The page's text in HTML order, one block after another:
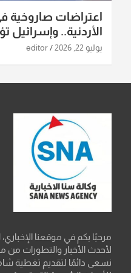
اعتراضات صاروخية
الأردنية.. وإسرائيل
استهدافها
يوليو 22, 2026 editor
مرحبًا بكم في موقعنا
لأحدث الأخبار والتطورات من
نسعى دائمًا لتقديم تغطية